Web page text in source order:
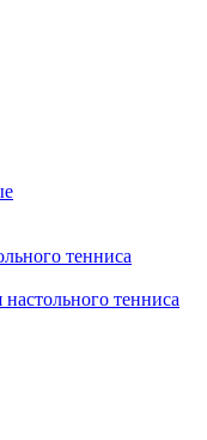
тенниса
тенниса